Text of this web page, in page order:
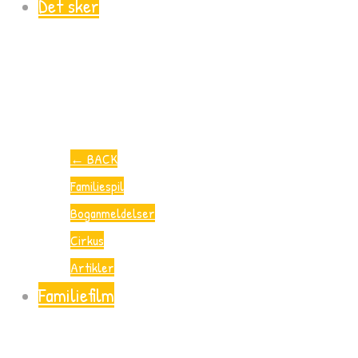
Det sker
← BACK
Familiespil
Boganmeldelser
Cirkus
Artikler
Familiefilm